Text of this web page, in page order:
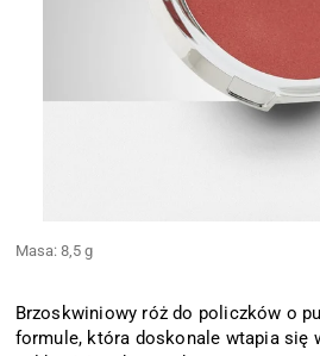
Masa: 8,5 g
Brzoskwiniowy róż do policzków o
formule, która doskonale wtapia się